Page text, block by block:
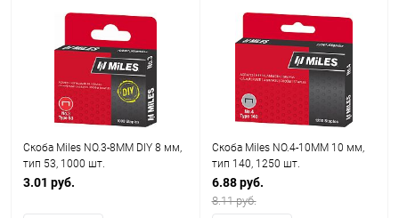
Скоба Miles NO.3-8MM DIY 8 мм,
тип 53, 1000 шт.
3.01 руб.
Скоба Miles NO.4-10MM 10 мм,
тип 140, 1250 шт.
6.88 руб.
8.11 руб.